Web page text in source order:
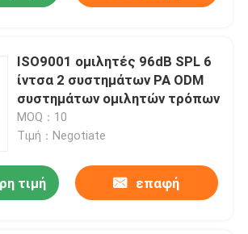
επαφή με
ISO9001 ομιλητές 96dB SPL 6
ίντσα 2 συστημάτων PA ODM
συστημάτων ομιλητών τρόπων
MOQ：10
Τιμή：Negotiate
τιμή επαφή